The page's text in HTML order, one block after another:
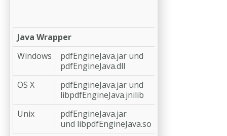
Java Wrapper
Windows
pdfEngineJava.jar und
pdfEngineJava.dll
OS X
pdfEngineJava.jar und
libpdfEngineJava.jnilib
Unix
pdfEngineJava.jar
und libpdfEngineJava.so